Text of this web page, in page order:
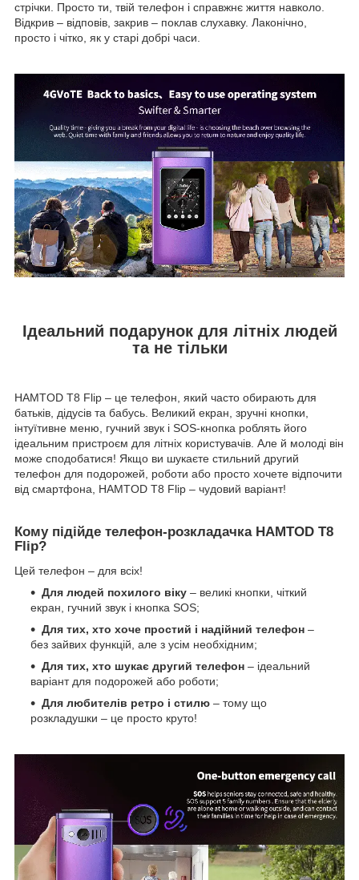
стрічки. Просто ти, твій телефон і справжнє життя навколо.
Відкрив – відповів, закрив – поклав слухавку. Лаконічно,
просто і чітко, як у старі добрі часи.
Ідеальний подарунок для літніх людей
та не тільки
HAMTOD T8 Flip – це телефон, який часто обирають для
батьків, дідусів та бабусь. Великий екран, зручні кнопки,
інтуїтивне меню, гучний звук і SOS-кнопка роблять його
ідеальним пристроєм для літніх користувачів. Але й молоді він
може сподобатися! Якщо ви шукаєте стильний другий
телефон для подорожей, роботи або просто хочете відпочити
від смартфона, HAMTOD T8 Flip – чудовий варіант!
Кому підійде телефон-розкладачка HAMTOD T8
Flip?
Цей телефон – для всіх!
Для людей похилого віку – великі кнопки, чіткий
екран, гучний звук і кнопка SOS;
Для тих, хто хоче простий і надійний телефон –
без зайвих функцій, але з усім необхідним;
Для тих, хто шукає другий телефон – ідеальний
варіант для подорожей або роботи;
Для любителів ретро і стилю – тому що
розкладушки – це просто круто!